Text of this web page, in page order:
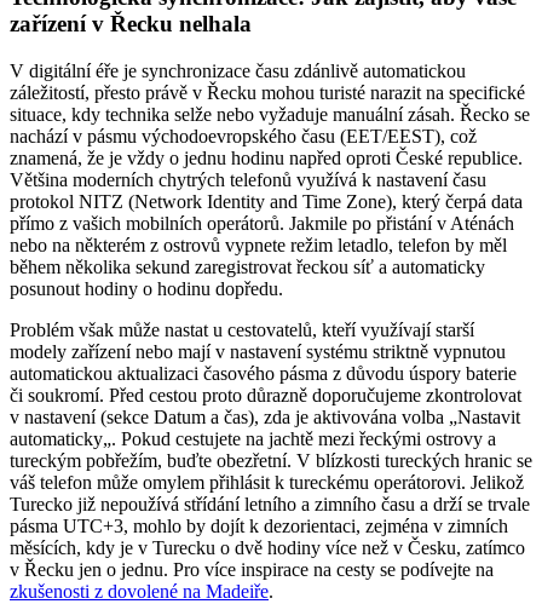
zařízení v Řecku nelhala
V digitální éře je synchronizace času zdánlivě automatickou
záležitostí, přesto právě v Řecku mohou turisté narazit na specifické
situace, kdy technika selže nebo vyžaduje manuální zásah. Řecko se
nachází v pásmu východoevropského času (EET/EEST), což
znamená, že je vždy o jednu hodinu napřed oproti České republice.
Většina moderních chytrých telefonů využívá k nastavení času
protokol NITZ (Network Identity and Time Zone), který čerpá data
přímo z vašich mobilních operátorů. Jakmile po přistání v Aténách
nebo na některém z ostrovů vypnete režim letadlo, telefon by měl
během několika sekund zaregistrovat řeckou síť a automaticky
posunout hodiny o hodinu dopředu.
Problém však může nastat u cestovatelů, kteří využívají starší
modely zařízení nebo mají v nastavení systému striktně vypnutou
automatickou aktualizaci časového pásma z důvodu úspory baterie
či soukromí. Před cestou proto důrazně doporučujeme zkontrolovat
v nastavení (sekce Datum a čas), zda je aktivována volba „Nastavit
automaticky„. Pokud cestujete na jachtě mezi řeckými ostrovy a
tureckým pobřežím, buďte obezřetní. V blízkosti tureckých hranic se
váš telefon může omylem přihlásit k tureckému operátorovi. Jelikož
Turecko již nepoužívá střídání letního a zimního času a drží se trvale
pásma UTC+3, mohlo by dojít k dezorientaci, zejména v zimních
měsících, kdy je v Turecku o dvě hodiny více než v Česku, zatímco
v Řecku jen o jednu. Pro více inspirace na cesty se podívejte na
zkušenosti z dovolené na Madeiře.